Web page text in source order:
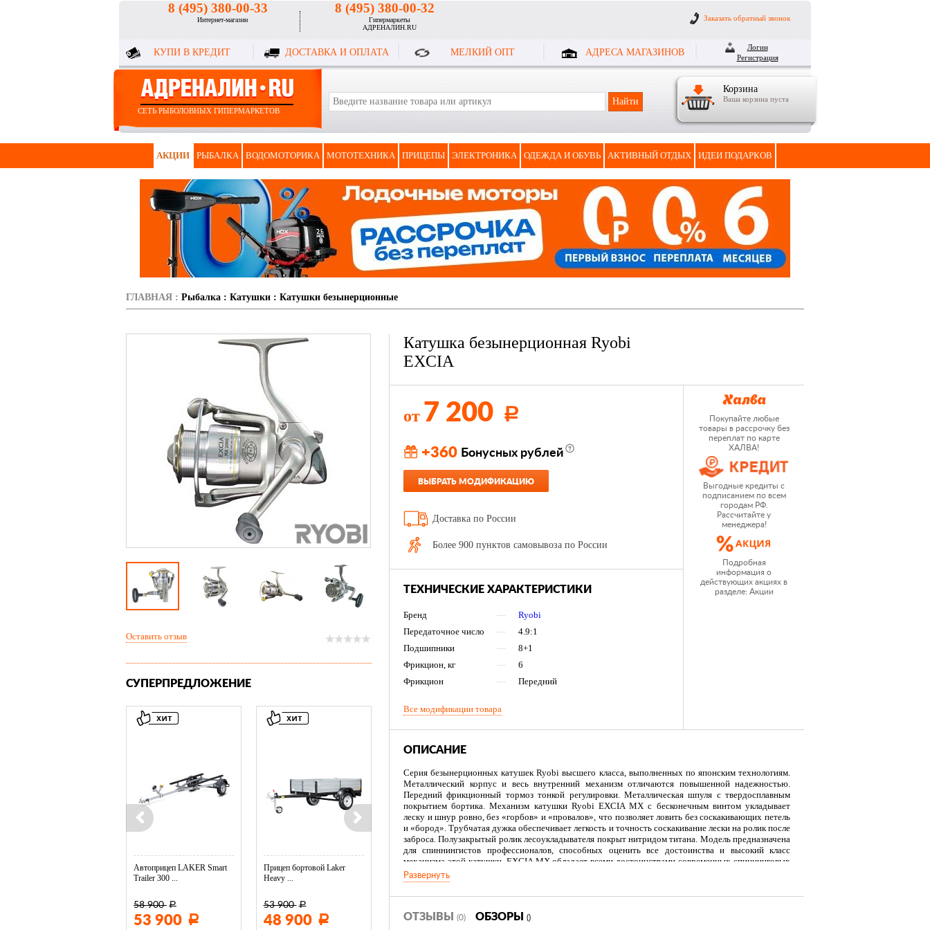
8 (495) 380-00-33
Интернет-магазин
8 (495) 380-00-32
Гипермаркеты
АДРЕНАЛИН.RU
Заказать обратный звонок
КУПИ В КРЕДИТ ДОСТАВКА И ОПЛАТА МЕЛКИЙ ОПТ АДРЕСА МАГАЗИНОВ
Логин
Регистрация
Корзина
Ваша корзина пуста
СЕТЬ РЫБОЛОВНЫХ ГИПЕРМАРКЕТОВ
АКЦИИ РЫБАЛКА ВОДОМОТОРИКА МОТОТЕХНИКА ПРИЦЕПЫ ЭЛЕКТРОНИКА ОДЕЖДА И ОБУВЬ АКТИВНЫЙ ОТДЫХ ИДЕИ ПОДАРКОВ
ГЛАВНАЯ : Рыбалка : Катушки : Катушки безынерционные
Катушка безынерционная Ryobi
EXCIA
от 7 200 Р
+360 Бонусных рублей
ВЫБРАТЬ МОДИФИКАЦИЮ
Доставка по России
Более 900 пунктов самовывоза по России
ТЕХНИЧЕСКИЕ ХАРАКТЕРИСТИКИ
Бренд —
Ryobi
Передаточное число
—
4.9:1
Подшипники
—
8+1
Фрикцион, кг
—
6
Фрикцион
— Передний
Все модификации товара
Покупайте любые
товары в рассрочку без
переплат по карте
ХАЛВА!
Выгодные кредиты с
подписанием по всем
городам РФ.
Рассчитайте у
менеджера!
Подробная
информация о
действующих акциях в
разделе: Акции
ОПИСАНИЕ
Серия безынерционных катушек Ryobi высшего класса, выполненных по японским технологиям.
Металлический корпус и весь внутренний механизм отличаются повышенной надежностью.
Передний фрикционный тормоз тонкой регулировки. Металлическая шпуля с твердосплавным
покрытием бортика. Механизм катушки Ryobi EXCIA MX с бесконечным винтом укладывает
леску и шнур ровно, без «горбов» и «провалов», что позволяет ловить без соскакивающих петель
и «бород». Трубчатая дужка обеспечивает легкость и точность соскакивание лески на ролик после
заброса. Полузакрытый ролик лесоукладывателя покрыт нитридом титана. Модель предназначена
для спиннингистов профессионалов, способных оценить все достоинства и высокий класс
механизма этой катушки. EXCIA MX обладает всеми достоинствами современных спиннинговых
катушек. Применено и несколько новшеств, ставящих эту модель в ряд самых передовых
спиннинговых катушек.
- В катушке 8 шариковых и 1 роликовый подшипник
Развернуть
ОТЗЫВЫ (0) ОБЗОРЫ ()
Оставить отзыв
СУПЕРПРЕДЛОЖЕНИЕ
Автоприцеп LAKER Smart
Trailer 300 ...
58 900 Р
53 900 Р
Прицеп бортовой Laker
Heavy ...
53 900 Р
48 900 Р 11 600 Р 19 500